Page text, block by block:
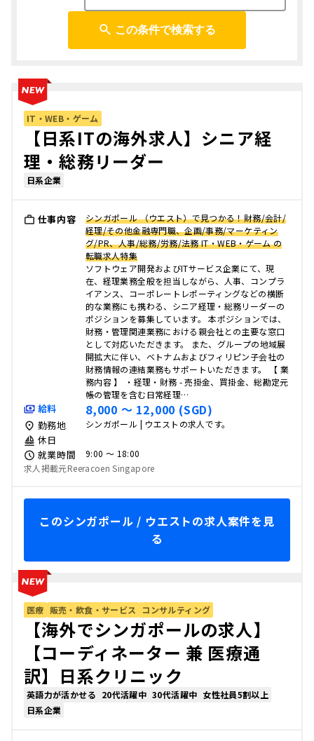
この条件で検索する
IT・WEB・ゲーム
【日系ITの海外求人】シニア経
理・総務リーダー
日系企業
仕事内容
シンガポール （ウエスト）で見つかる！財務/会計/
経理/その他金融専門職、企画/事務/マーケティン
グ/PR、人事/総務/労務/法務 IT・WEB・ゲーム の
転職求人特集
ソフトウェア開発およびITサービス企業にて、現
在、経理業務全般を担当しながら、人事、コンプラ
イアンス、コーポレートレポーティングなどの横断
的な業務にも携わる、シニア経理・総務リーダーの
ポジションを募集しています。 本ポジションでは、
財務・管理関連業務における親会社との主要な窓口
として対応いただきます。 また、グループの地域展
開拡大に伴い、ベトナムおよびフィリピン子会社の
財務情報の連結業務もサポートいただきます。 【 業
務内容 】 ・経理・財務 - 売掛金、買掛金、総勘定元
帳の管理を含む日常経理…
給料 8,000 〜 12,000 (SGD)
勤務地 シンガポール | ウエストの求人です。
休日
就業時間
9:00 〜 18:00
求人掲載元Reeracoen Singapore
このシンガポール / ウエストの求人案件を見
る
医療 販売・飲食・サービス コンサルティング
【海外でシンガポールの求人】
【コーディネーター 兼 医療通
訳】日系クリニック
英語力が活かせる 20代活躍中 30代活躍中 女性社員5割以上
日系企業